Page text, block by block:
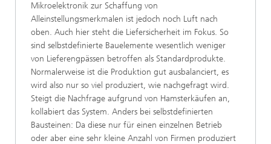
Mikroelektronik zur Schaffung von
Alleinstellungsmerkmalen ist jedoch noch Luft nach
oben. Auch hier steht die Liefersicherheit im Fokus. So
sind selbstdefinierte Bauelemente wesentlich weniger
von Lieferengpässen betroffen als Standardprodukte.
Normalerweise ist die Produktion gut ausbalanciert, es
wird also nur so viel produziert, wie nachgefragt wird.
Steigt die Nachfrage aufgrund von Hamsterkäufen an,
kollabiert das System. Anders bei selbstdefinierten
Bausteinen: Da diese nur für einen einzelnen Betrieb
oder aber eine sehr kleine Anzahl von Firmen produziert